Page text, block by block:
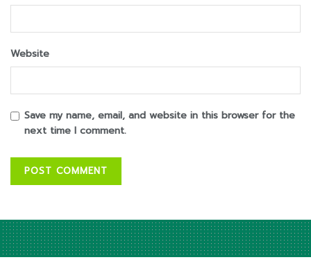
Website
Save my name, email, and website in this browser for the
next time I comment.